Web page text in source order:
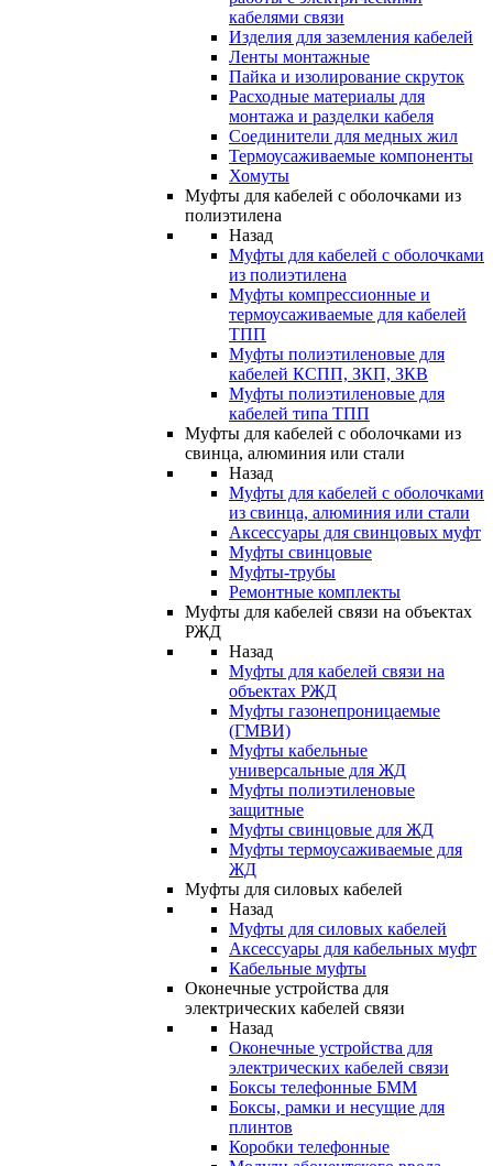
кабелями связи
Изделия для заземления кабелей
Ленты монтажные
Пайка и изолирование скруток
Расходные материалы для
монтажа и разделки кабеля
Соединители для медных жил
Термоусаживаемые компоненты
Хомуты
Муфты для кабелей с оболочками из
полиэтилена
Назад
Муфты для кабелей с оболочками
из полиэтилена
Муфты компрессионные и
термоусаживаемые для кабелей
ТПП
Муфты полиэтиленовые для
кабелей КСПП, ЗКП, ЗКВ
Муфты полиэтиленовые для
кабелей типа ТПП
Муфты для кабелей с оболочками из
свинца, алюминия или стали
Назад
Муфты для кабелей с оболочками
из свинца, алюминия или стали
Аксессуары для свинцовых муфт
Муфты свинцовые
Муфты-трубы
Ремонтные комплекты
Муфты для кабелей связи на объектах
РЖД
Назад
Муфты для кабелей связи на
объектах РЖД
Муфты газонепроницаемые
(ГМВИ)
Муфты кабельные
универсальные для ЖД
Муфты полиэтиленовые
защитные
Муфты свинцовые для ЖД
Муфты термоусаживаемые для
ЖД
Муфты для силовых кабелей
Назад
Муфты для силовых кабелей
Аксессуары для кабельных муфт
Кабельные муфты
Оконечные устройства для
электрических кабелей связи
Назад
Оконечные устройства для
электрических кабелей связи
Боксы телефонные БММ
Боксы, рамки и несущие для
плинтов
Коробки телефонные